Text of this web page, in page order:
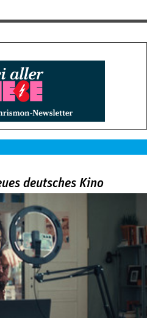
deutsches Kino